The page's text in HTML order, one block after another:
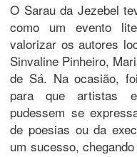
O Sarau da Jezebel
como um evento
valorizar os autores
Sinvaline Pinheiro,
de Sá. Na ocasião,
para que artistas e
pudessem se
de poesias ou da
um sucesso,